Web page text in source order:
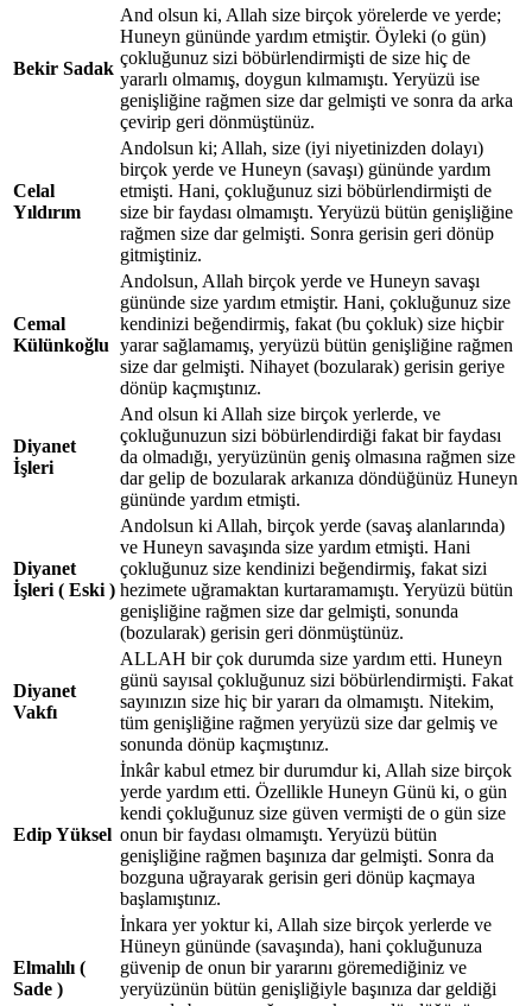
Bekir Sadak
And olsun ki, Allah size birçok yörelerde ve yerde;
Huneyn gününde yardım etmiştir. Öyleki (o gün)
çokluğunuz sizi böbürlendirmişti de size hiç de
yararlı olmamış, doygun kılmamıştı. Yeryüzü ise
genişliğine rağmen size dar gelmişti ve sonra da arka
çevirip geri dönmüştünüz.
Celal
Yıldırım
Andolsun ki; Allah, size (iyi niyetinizden dolayı)
birçok yerde ve Huneyn (savaşı) gününde yardım
etmişti. Hani, çokluğunuz sizi böbürlendirmişti de
size bir faydası olmamıştı. Yeryüzü bütün genişliğine
rağmen size dar gelmişti. Sonra gerisin geri dönüp
gitmiştiniz.
Cemal
Külünkoğlu
Andolsun, Allah birçok yerde ve Huneyn savaşı
gününde size yardım etmiştir. Hani, çokluğunuz size
kendinizi beğendirmiş, fakat (bu çokluk) size hiçbir
yarar sağlamamış, yeryüzü bütün genişliğine rağmen
size dar gelmişti. Nihayet (bozularak) gerisin geriye
dönüp kaçmıştınız.
Diyanet
İşleri
And olsun ki Allah size birçok yerlerde, ve
çokluğunuzun sizi böbürlendirdiği fakat bir faydası
da olmadığı, yeryüzünün geniş olmasına rağmen size
dar gelip de bozularak arkanıza döndüğünüz Huneyn
gününde yardım etmişti.
Diyanet
İşleri ( Eski )
Andolsun ki Allah, birçok yerde (savaş alanlarında)
ve Huneyn savaşında size yardım etmişti. Hani
çokluğunuz size kendinizi beğendirmiş, fakat sizi
hezimete uğramaktan kurtaramamıştı. Yeryüzü bütün
genişliğine rağmen size dar gelmişti, sonunda
(bozularak) gerisin geri dönmüştünüz.
Diyanet
Vakfı
ALLAH bir çok durumda size yardım etti. Huneyn
günü sayısal çokluğunuz sizi böbürlendirmişti. Fakat
sayınızın size hiç bir yararı da olmamıştı. Nitekim,
tüm genişliğine rağmen yeryüzü size dar gelmiş ve
sonunda dönüp kaçmıştınız.
Edip Yüksel
İnkâr kabul etmez bir durumdur ki, Allah size birçok
yerde yardım etti. Özellikle Huneyn Günü ki, o gün
kendi çokluğunuz size güven vermişti de o gün size
onun bir faydası olmamıştı. Yeryüzü bütün
genişliğine rağmen başınıza dar gelmişti. Sonra da
bozguna uğrayarak gerisin geri dönüp kaçmaya
başlamıştınız.
Elmalılı (
Sade )
İnkara yer yoktur ki, Allah size birçok yerlerde ve
Hüneyn gününde (savaşında), hani çokluğunuza
güvenip de onun bir yararını göremediğiniz ve
yeryüzünün bütün genişliğiyle başınıza dar geldiği